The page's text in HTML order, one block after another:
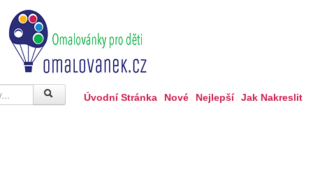
Úvodní Stránka Nové Nejlepší Jak Nakreslit